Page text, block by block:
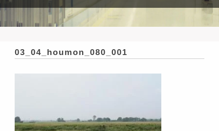
03_04_houmon_080_001